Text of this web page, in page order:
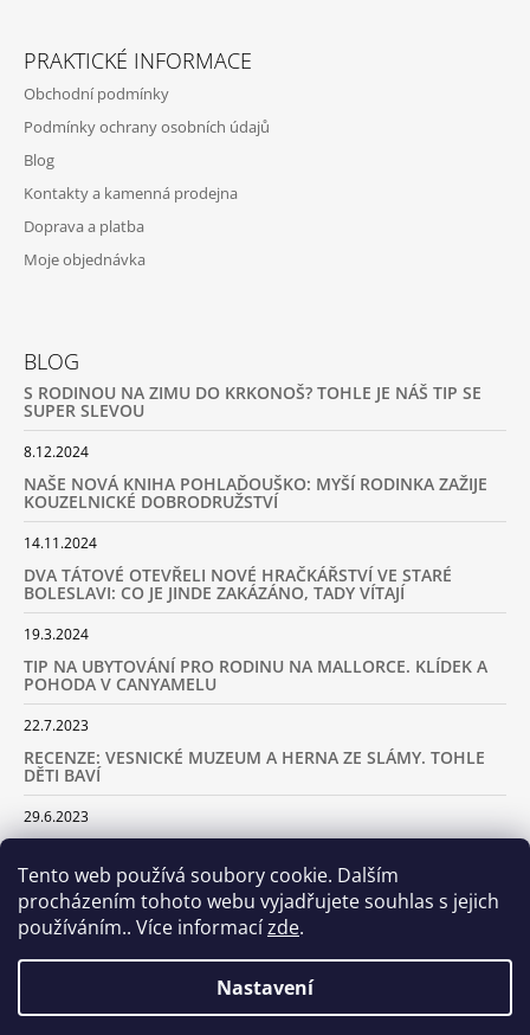
Tento web používá soubory cookie. Dalším
procházením tohoto webu vyjadřujete souhlas s jejich
používáním.. Více informacízde.
Nastavení
PRAKTICKÉ INFORMACE
Obchodní podmínky
Podmínky ochrany osobních údajů
Blog
Kontakty a kamenná prodejna
Doprava a platba
Moje objednávka
BLOG
S RODINOU NA ZIMU DO KRKONOŠ? TOHLE JE NÁŠ TIP SE
SUPER SLEVOU
8.12.2024
NAŠE NOVÁ KNIHA POHLAĎOUŠKO: MYŠÍ RODINKA ZAŽIJE
KOUZELNICKÉ DOBRODRUŽSTVÍ
14.11.2024
DVA TÁTOVÉ OTEVŘELI NOVÉ HRAČKÁŘSTVÍ VE STARÉ
BOLESLAVI: CO JE JINDE ZAKÁZÁNO, TADY VÍTAJÍ
19.3.2024
TIP NA UBYTOVÁNÍ PRO RODINU NA MALLORCE. KLÍDEK A
POHODA V CANYAMELU
22.7.2023
RECENZE: VESNICKÉ MUZEUM A HERNA ZE SLÁMY. TOHLE
DĚTI BAVÍ
29.6.2023
KOLIK VÁS TO BUDE STÁT
18.2.2023
ARCHIV